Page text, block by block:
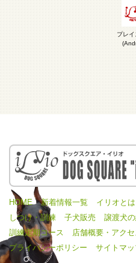
プレイ
HOME 新着情報一覧 イリオとは
しつけ・訓練
子犬販売 譲渡犬
訓練定期コース
店舗概要・アクセ
プライバシーポリシー
サイトマ